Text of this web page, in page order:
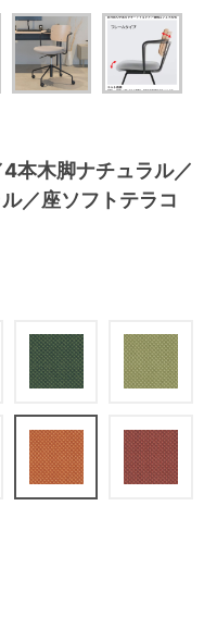
木脚ナチュラル／
／座ソフトテラコ